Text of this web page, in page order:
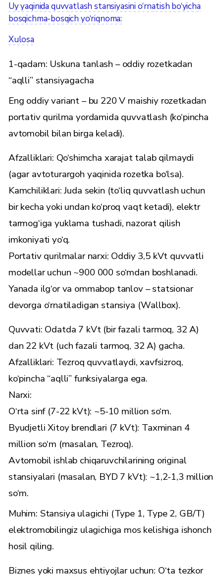
Uy yaqinida quvvatlash stansiyasini o‘rnatish bo‘yicha
bosqichma-bosqich yo‘riqnoma:
Xulosa
1-qadam: Uskuna tanlash – oddiy rozetkadan
“aqlli” stansiyagacha
Eng oddiy variant – bu 220 V maishiy rozetkadan
portativ qurilma yordamida quvvatlash (ko‘pincha
avtomobil bilan birga keladi).
Afzalliklari: Qo‘shimcha xarajat talab qilmaydi
(agar avtoturargoh yaqinida rozetka bo‘lsa).
Kamchiliklari: Juda sekin (to‘liq quvvatlash uchun
bir kecha yoki undan ko‘proq vaqt ketadi), elektr
tarmog‘iga yuklama tushadi, nazorat qilish
imkoniyati yo‘q.
Portativ qurilmalar narxi: Oddiy 3,5 kVt quvvatli
modellar uchun ~900 000 so‘mdan boshlanadi.
Yanada ilg‘or va ommabop tanlov – statsionar
devorga o‘rnatiladigan stansiya (Wallbox).
Quvvati: Odatda 7 kVt (bir fazali tarmoq, 32 A)
dan 22 kVt (uch fazali tarmoq, 32 A) gacha.
Afzalliklari: Tezroq quvvatlaydi, xavfsizroq,
ko‘pincha “aqlli” funksiyalarga ega.
Narxi:
O‘rta sinf (7-22 kVt): ~5-10 million so‘m.
Byudjetli Xitoy brendlari (7 kVt): Taxminan 4
million so‘m (masalan, Tezroq).
Avtomobil ishlab chiqaruvchilarining original
stansiyalari (masalan, BYD 7 kVt): ~1,2-1,3 million
so‘m.
Muhim: Stansiya ulagichi (Type 1, Type 2, GB/T)
elektromobilingiz ulagichiga mos kelishiga ishonch
hosil qiling.
Biznes yoki maxsus ehtiyojlar uchun: O‘ta tezkor